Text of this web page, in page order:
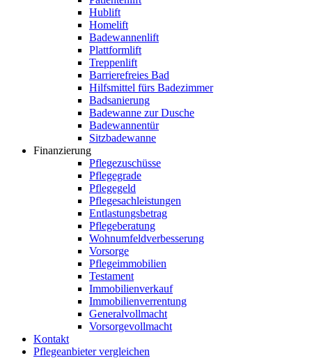
Hublift
Homelift
Badewannenlift
Plattformlift
Treppenlift
Barrierefreies Bad
Hilfsmittel fürs Badezimmer
Badsanierung
Badewanne zur Dusche
Badewannentür
Sitzbadewanne
Finanzierung
Pflegezuschüsse
Pflegegrade
Pflegegeld
Pflegesachleistungen
Entlastungsbetrag
Pflegeberatung
Wohnumfeldverbesserung
Vorsorge
Pflegeimmobilien
Testament
Immobilienverkauf
Immobilienverrentung
Generalvollmacht
Vorsorgevollmacht
Kontakt
Pflegeanbieter vergleichen